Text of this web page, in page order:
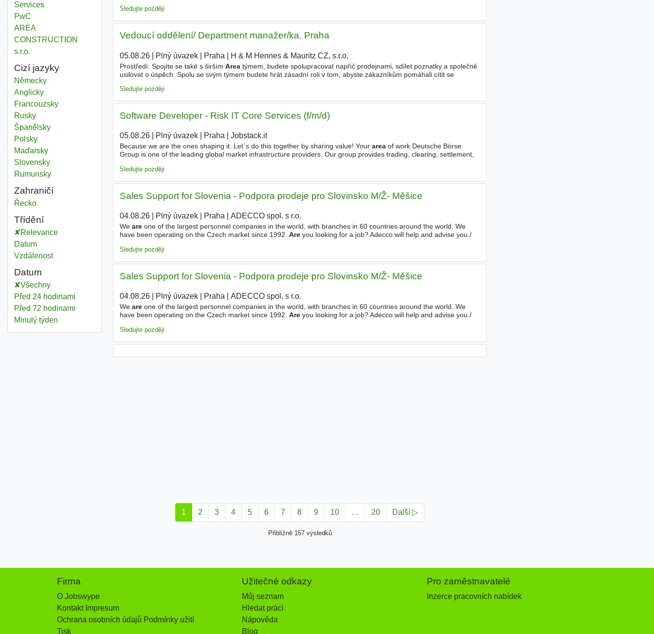
Services
PwC
AREA
CONSTRUCTION
s.r.o.
Cizí jazyky
Německy
Anglicky
Francouzsky
Rusky
Španělsky
Polsky
Maďarsky
Slovensky
Rumunsky
Zahraničí
Area administrator
Řecko
Třídění
Relevance
Datum
Vzdálenost
Datum
Všechny
Před 24 hodinami
Před 72 hodinami
Minulý týden
Sledujte později
Vedoucí oddělení/ Department manažer/ka, Praha
05.08.26| Plný úvazek| Praha H & M Hennes & Mauritz CZ, s.r.o.
Prostředí. Spojíte se také s širším Areatýmem, budete spolupracovat napříč prodejnami, sdílet poznatky a společně
usilovat o úspěch. Spolu se svým týmem budete hrát zásadní roli v tom, abyste zákazníkům pomáhali cítit se
Sledujte později
Software Developer - Risk IT Core Services (f/m/d)
05.08.26| Plný úvazek| Praha| Jobstack.it
Because we are the ones shaping it. Let´s do this together by sharing value! Your areaof work Deutsche Börse
Group is one of the leading global market infrastructure providers. Our group provides trading, clearing, settlement,
Sledujte později
Sales Support for Slovenia - Podpora prodeje pro Slovinsko M/Ž- Měšice
04.08.26| Plný úvazek| Praha| ADECCO spol. s r.o.
We areone of the largest personnel companies in the world, with branches in 60 countries around the world. We
have been operating on the Czech market since 1992. Areyou looking for a job? Adecco will help and advise you./
Sledujte později
Sales Support for Slovenia - Podpora prodeje pro Slovinsko M/Ž- Měšice
04.08.26| Plný úvazek| Praha ADECCO spol. s r.o.
We areone of the largest personnel companies in the world, with branches in 60 countries around the world. We
have been operating on the Czech market since 1992. Areyou looking for a job? Adecco will help and advise you./
Sledujte později
1 2 3 4 5 6 7 8 9 10 … 20 Další ▷
Přibližně 157 výsledků
Firma
O Jobswype
Kontakt Impresum
Ochrana osobních údajů Podmínky užití
Tisk
Užitečné odkazy
Můj seznam
Hledat práci
Nápověda
Blog
Pro zaměstnavatelé
Inzerce pracovních nabídek